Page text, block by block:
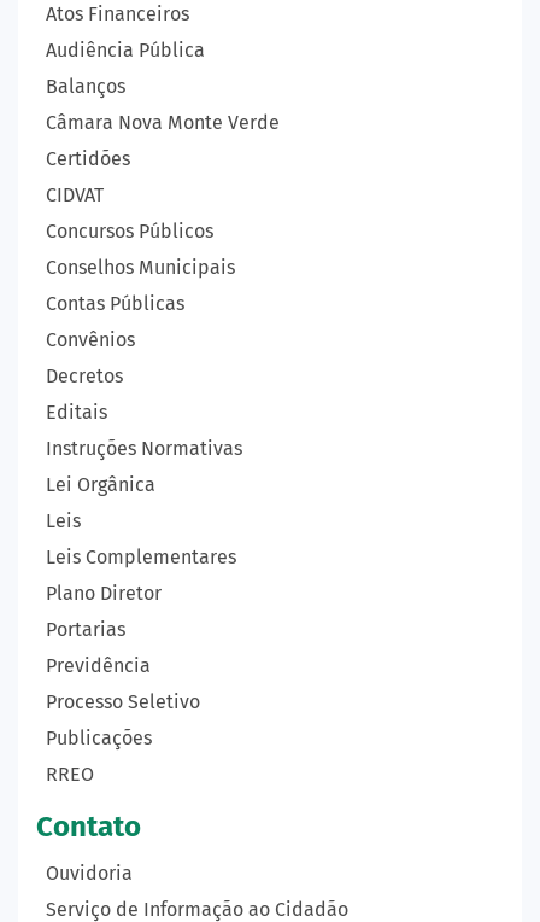
Atos Financeiros
Audiência Pública
Balanços
Câmara Nova Monte Verde
Certidões
CIDVAT
Concursos Públicos
Conselhos Municipais
Contas Públicas
Convênios
Decretos
Editais
Instruções Normativas
Lei Orgânica
Leis
Leis Complementares
Plano Diretor
Portarias
Previdência
Processo Seletivo
Publicações
RREO
Contato
Ouvidoria
Serviço de Informação ao Cidadão